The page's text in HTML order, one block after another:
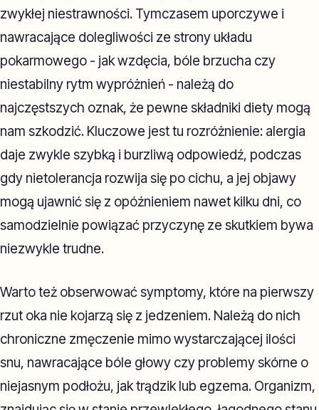
zwykłej niestrawności. Tymczasem uporczywe i
nawracające dolegliwości ze strony układu
pokarmowego - jak wzdęcia, bóle brzucha czy
niestabilny rytm wypróżnień - należą do
najczęstszych oznak, że pewne składniki diety mogą
nam szkodzić. Kluczowe jest tu rozróżnienie: alergia
daje zwykle szybką i burzliwą odpowiedź, podczas
gdy nietolerancja rozwija się po cichu, a jej objawy
mogą ujawnić się z opóźnieniem nawet kilku dni, co
samodzielnie powiązać przyczynę ze skutkiem bywa
niezwykle trudne.
Warto też obserwować symptomy, które na pierwszy
rzut oka nie kojarzą się z jedzeniem. Należą do nich
chroniczne zmęczenie mimo wystarczającej ilości
snu, nawracające bóle głowy czy problemy skórne o
niejasnym podłożu, jak trądzik lub egzema. Organizm,